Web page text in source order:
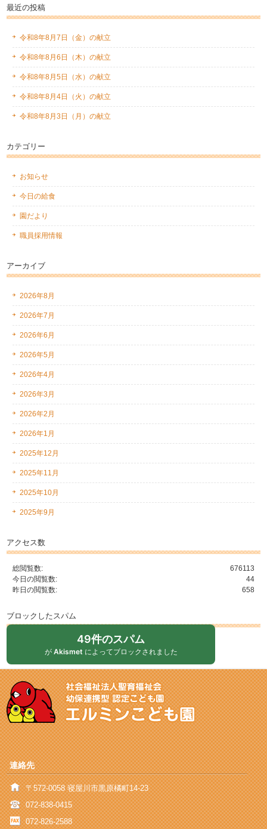
最近の投稿
令和8年8月7日（金）の献立
令和8年8月6日（木）の献立
令和8年8月5日（水）の献立
令和8年8月4日（火）の献立
令和8年8月3日（月）の献立
カテゴリー
お知らせ
今日の給食
園だより
職員採用情報
アーカイブ
2026年8月
2026年7月
2026年6月
2026年5月
2026年4月
2026年3月
2026年2月
2026年1月
2025年12月
2025年11月
2025年10月
2025年9月
アクセス数
676113
総閲覧数:
44
今日の閲覧数:
658
昨日の閲覧数:
ブロックしたスパム
49件のスパム
が Akismet によってブロックされました
連絡先
〒572-0058 寝屋川市黒原橘町14-23
072-838-0415
072-826-2588